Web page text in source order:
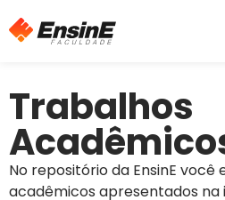
Trabalhos
No repositório da EnsinE
acadêmicos apresentados na